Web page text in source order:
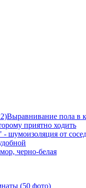
Выравнивание пола в
приятно ходить
- шумоизоляция от
черно-белая
(50 фото)